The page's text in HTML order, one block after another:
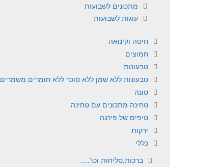
מתכונים לשבועות
עוגות לשבועות
חיטה וקינואה
חמוצים
טבעונות
טבעונות ללא שמן ללא סוכר ללא חומרים משמרים
טונה
טחינה מתכונים עם טחינה
טיפים של פירגה
ירקות
כללי
ברכות,סליחות וכו'….